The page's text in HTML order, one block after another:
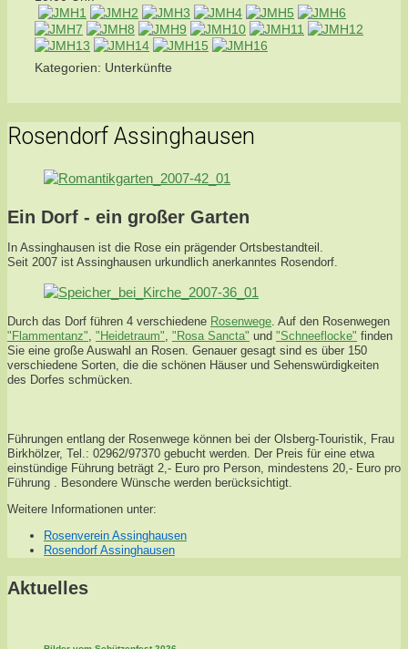
Kategorien: Unterkünfte
Rosendorf Assinghausen
Ein Dorf - ein großer Garten
In Assinghausen ist die Rose ein prägender Ortsbestandteil.
Seit 2007 ist Assinghausen urkundlich anerkanntes Rosendorf.
Durch das Dorf führen 4 verschiedene Rosenwege. Auf den Rosenwegen
"Flammentanz", "Heidetraum", "Rosa Sancta" und "Schneeflocke" finden
Sie eine große Auswahl an Rosen. Genauer gesagt sind es über 150
verschiedene Sorten, die die schönen Häuser und Sehenswürdigkeiten
des Dorfes schmücken.
Führungen entlang der Rosenwege können bei der Olsberg-Touristik, Frau
Birkhölzer, Tel.: 02962/97370 gebucht werden. Der Preis für eine etwa
einstündige Führung beträgt 2,- Euro pro Person, mindestens 20,- Euro pro
Führung . Besondere Wünsche werden berücksichtigt.
Weitere Informationen unter:
Rosenverein Assinghausen
Rosendorf Assinghausen
Aktuelles